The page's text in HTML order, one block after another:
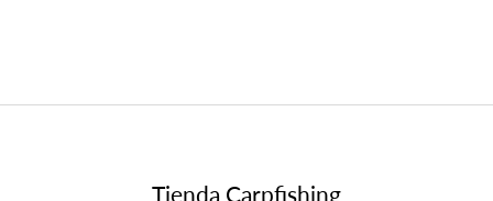
Tienda Carpfishing